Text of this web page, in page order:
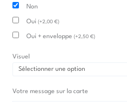
Non
Oui (+2,00 €)
Oui + enveloppe (+2,50 €)
Visuel
Votre message sur la carte